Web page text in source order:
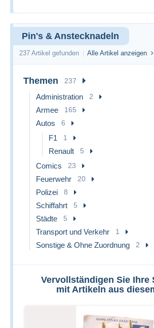
Pin's & Anstecknadeln
237 Artikel gefunden Alle Artikel anzeigen
Themen 237
Administration 2
Armee 165
Autos 6
F1 1
Renault 5
Comics 23
Feuerwehr 20
Polizei 8
Schiffahrt 5
Städte 5
Transport und Verkehr 1
Sonstige & Ohne Zuordnung 2
Vervollständigen Sie Ihre
mit Artikeln aus